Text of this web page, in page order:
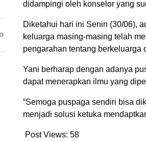
didampingi oleh konselor yang
Diketahui hari ini Senin (30/06),
keluarga masing-masing telah
pengarahan tentang berkeluarga
Yani berharap dengan adanya
dapat menerapkan ilmu yang
“Semoga puspaga sendiri bisa
menjadi solusi ketuka
Post Views: 58